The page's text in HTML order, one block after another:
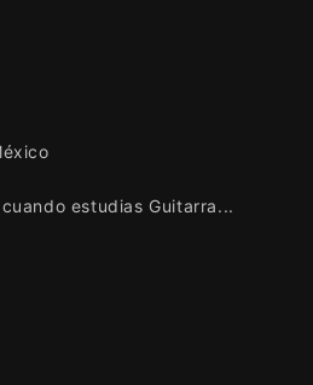
estudias Guitarra...